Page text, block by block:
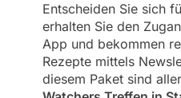
Entscheiden Sie sich
erhalten Sie den
App und bekommen
Rezepte mittels
diesem Paket sind